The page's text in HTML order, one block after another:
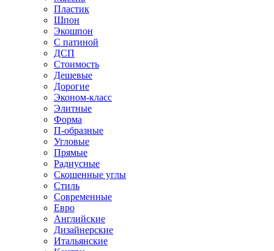
Пластик
Шпон
Экошпон
С патиной
ДСП
Стоимость
Дешевые
Дорогие
Эконом-класс
Элитные
Форма
П-образные
Угловые
Прямые
Радиусные
Скошенные углы
Стиль
Современные
Евро
Английские
Дизайнерские
Итальянские